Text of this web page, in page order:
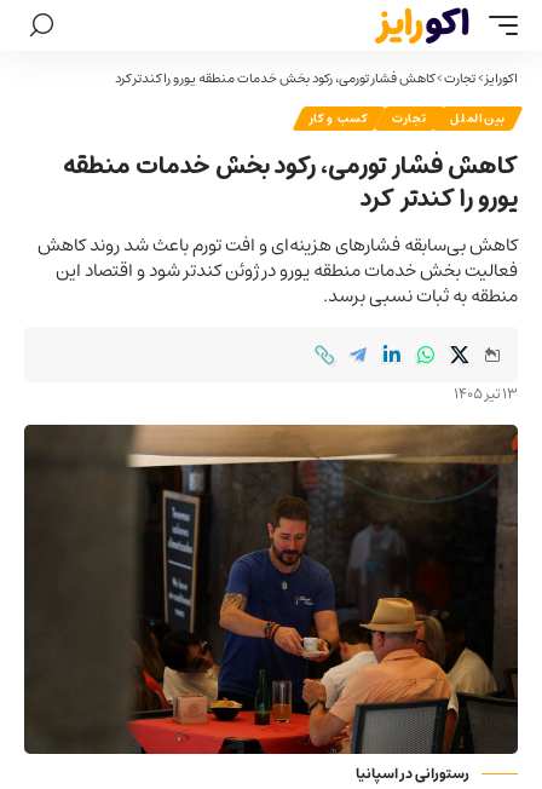
اکورایز>تجارت>کاهش فشار تورمی، رکود بخش خدمات منطقه یورو را کندتر کرد
بین‌الملل تجارت کسب و کار
کاهش فشار تورمی، رکود بخش خدمات منطقه
یورو را کندتر کرد
کاهش بی‌سابقه فشارهای هزینه‌ای و افت تورم باعث شد روند کاهش
فعالیت بخش خدمات منطقه یورو در ژوئن کندتر شود و اقتصاد این
منطقه به ثبات نسبی برسد.
13 تیر 1405
رستورانی در اسپانیا